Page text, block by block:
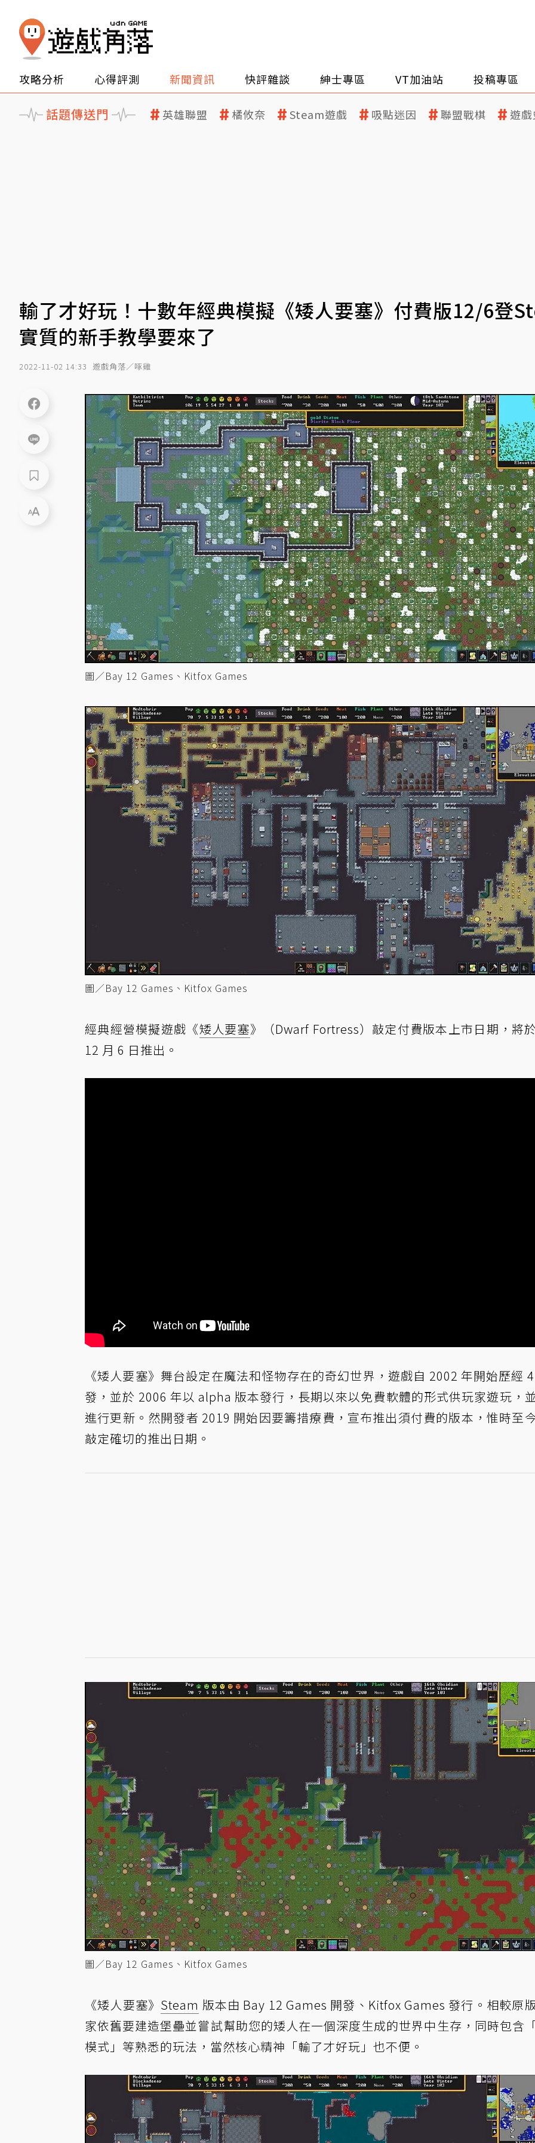
攻略分析 心得評測 新聞資訊 快評雜談 紳士專區 VT加油站 投稿專區
話題傳送門 英雄聯盟 橘攸奈 Steam遊戲 吸點迷因 聯盟戰棋 遊
輸了才好玩！十數年經典模擬《矮人要塞》付費版12/6登
實質的新手教學要來了
2022-11-02 14:33 遊戲角落／啄雞
圖／Bay 12 Games、Kitfox Games
圖／Bay 12 Games、Kitfox Games
經典經營模擬遊戲《矮人要塞》（Dwarf Fortress）敲定付費版本上市日期，將
12 月 6 日推出。
《矮人要塞》舞台設定在魔法和怪物存在的奇幻世界，遊戲自 2002 年開始歷經
發，並於 2006 年以 alpha 版本發行，長期以來以免費軟體的形式供玩家遊玩，
進行更新。然開發者 2019 開始因要籌措療費，宣布推出須付費的版本，惟時至
敲定確切的推出日期。
圖／Bay 12 Games、Kitfox Games
《矮人要塞》 Steam 版本由 Bay 12 Games 開發、Kitfox Games 發行。相較原
家依舊要建造堡壘並嘗試幫助您的矮人在一個深度生成的世界中生存，同時包含
模式」等熟悉的玩法，當然核心精神「輸了才好玩」也不便。